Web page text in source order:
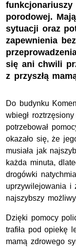
porodowej.
sytuacji oraz
zapewnienia
się ani chwili
z przyszłą
Do budynku
wbiegł
potrzebował
okazało się, że
musiała jak
każda minuta,
drogówki
uprzywilejowania i
najszybszy
Dzięki pomocy
trafiła pod opiekę
mamą zdrowego